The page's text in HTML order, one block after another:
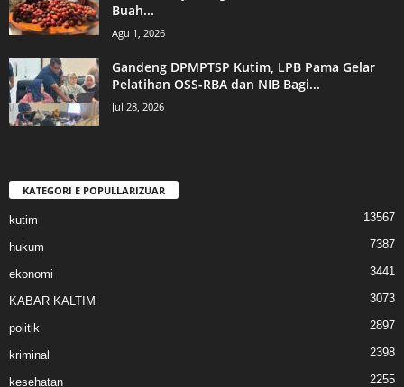
Buah...
Agu 1, 2026
Gandeng DPMPTSP Kutim, LPB Pama Gelar
Pelatihan OSS-RBA dan NIB Bagi...
Jul 28, 2026
KATEGORI E POPULLARIZUAR
kutim 13567
hukum 7387
ekonomi 3441
KABAR KALTIM 3073
politik 2897
kriminal 2398
kesehatan 2255